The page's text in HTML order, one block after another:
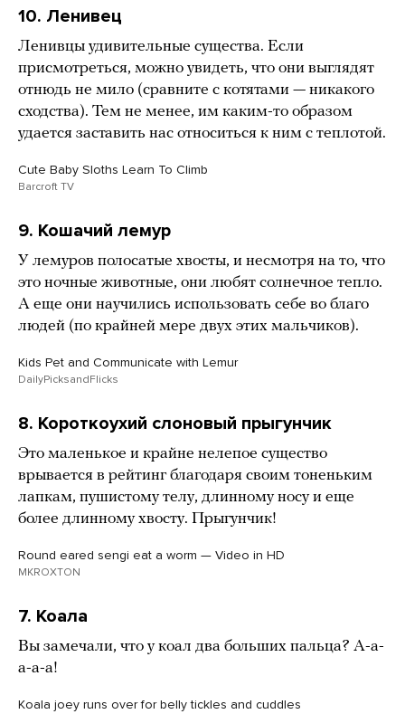
10. Ленивец
Ленивцы удивительные существа. Если
присмотреться, можно увидеть, что они выглядят
отнюдь не мило (сравните с котятами — никакого
сходства). Тем не менее, им каким-то образом
удается заставить нас относиться к ним с теплотой.
Cute Baby Sloths Learn To Climb
Barcroft TV
9. Кошачий лемур
У лемуров полосатые хвосты, и несмотря на то, что
это ночные животные, они любят солнечное тепло.
А еще они научились использовать себе во благо
людей (по крайней мере двух этих мальчиков).
Kids Pet and Communicate with Lemur
DailyPicksandFlicks
8. Короткоухий слоновый прыгунчик
Это маленькое и крайне нелепое существо
врывается в рейтинг благодаря своим тоненьким
лапкам, пушистому телу, длинному носу и еще
более длинному хвосту. Прыгунчик!
Round eared sengi eat a worm — Video in HD
MKROXTON
7. Коала
Вы замечали, что у коал два больших пальца? А-а-
а-а-а!
Koala joey runs over for belly tickles and cuddles